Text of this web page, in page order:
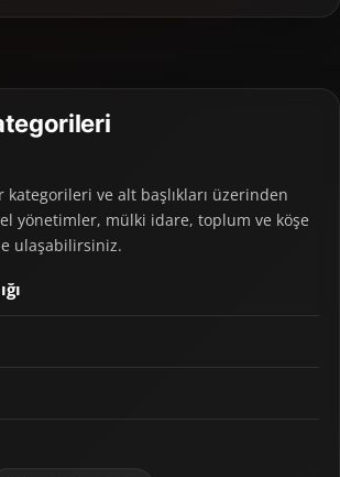
kategorileri ve alt başlıkları üzerinden
yönetimler, mülki idare, toplum ve köşe
ulaşabilirsiniz.